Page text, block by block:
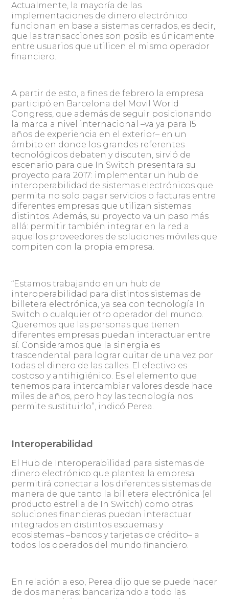
Actualmente, la mayoría de las
implementaciones de dinero electrónico
funcionan en base a sistemas cerrados, es decir,
que las transacciones son posibles únicamente
entre usuarios que utilicen el mismo operador
financiero.
A partir de esto, a fines de febrero la empresa
participó en Barcelona del Movil World
Congress, que además de seguir posicionando
la marca a nivel internacional –va ya para 15
años de experiencia en el exterior– en un
ámbito en donde los grandes referentes
tecnológicos debaten y discuten, sirvió de
escenario para que In Switch presentara su
proyecto para 2017: implementar un hub de
interoperabilidad de sistemas electrónicos que
permita no solo pagar servicios o facturas entre
diferentes empresas que utilizan sistemas
distintos. Además, su proyecto va un paso más
allá: permitir también integrar en la red a
aquellos proveedores de soluciones móviles que
compiten con la propia empresa.
“Estamos trabajando en un hub de
interoperabilidad para distintos sistemas de
billetera electrónica, ya sea con tecnología In
Switch o cualquier otro operador del mundo.
Queremos que las personas que tienen
diferentes empresas puedan interactuar entre
sí. Consideramos que la sinergia es
trascendental para lograr quitar de una vez por
todas el dinero de las calles. El efectivo es
costoso y antihigiénico. Es el elemento que
tenemos para intercambiar valores desde hace
miles de años, pero hoy las tecnología nos
permite sustituirlo”, indicó Perea.
Interoperabilidad
El Hub de Interoperabilidad para sistemas de
dinero electrónico que plantea la empresa
permitirá conectar a los diferentes sistemas de
manera de que tanto la billetera electrónica (el
producto estrella de In Switch) como otras
soluciones financieras puedan interactuar
integrados en distintos esquemas y
ecosistemas –bancos y tarjetas de crédito– a
todos los operados del mundo financiero.
En relación a eso, Perea dijo que se puede hacer
de dos maneras: bancarizando a todo las